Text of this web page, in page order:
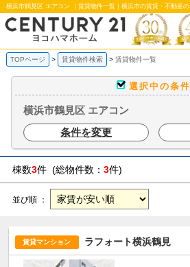
TOPページ 賃貸物件検索 賃貸物件一覧
選択中の条件
横浜市鶴見区 エアコン
条件を変更
棟数3件 (総物件数： 3件)
並び順 ：
賃貸マンション ラフォート横浜鶴見